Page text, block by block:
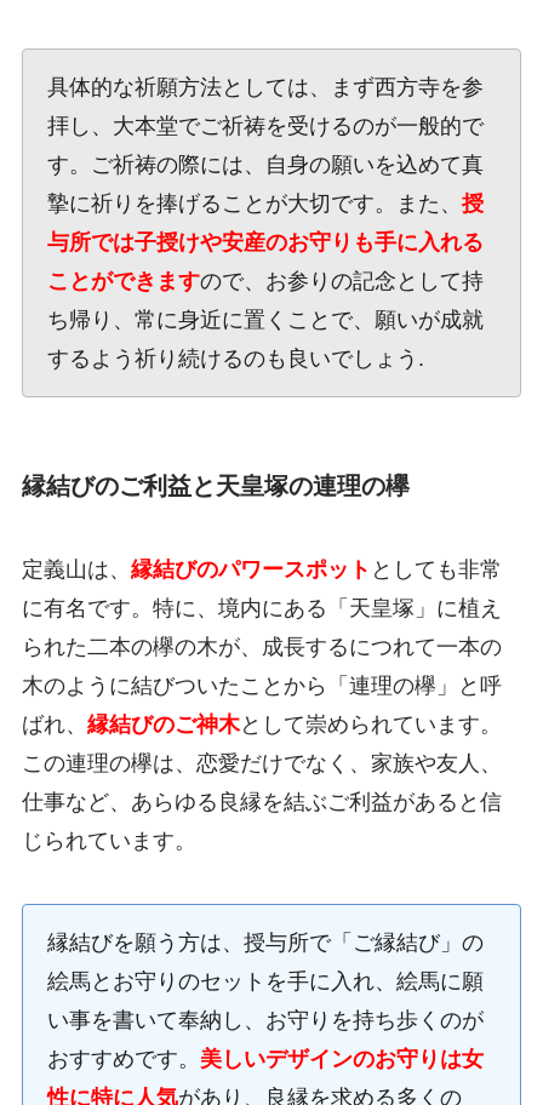
具体的な祈願方法としては、まず西方寺を参
拝し、大本堂でご祈祷を受けるのが一般的で
す。ご祈祷の際には、自身の願いを込めて真
摯に祈りを捧げることが大切です。また、 授
与所では子授けや安産のお守りも手に入れる
ことができますので、お参りの記念として持
ち帰り、常に身近に置くことで、願いが成就
するよう祈り続けるのも良いでしょう.
縁結びのご利益と天皇塚の連理の欅
定義山は、 縁結びのパワースポット としても非常
に有名です。特に、境内にある「天皇塚」に植え
られた二本の欅の木が、成長するにつれて一本の
木のように結びついたことから「連理の欅」と呼
ばれ、 縁結びのご神木として崇められています。
この連理の欅は、恋愛だけでなく、家族や友人、
仕事など、あらゆる良縁を結ぶご利益があると信
じられています。
縁結びを願う方は、授与所で「ご縁結び」の
絵馬とお守りのセットを手に入れ、絵馬に願
い事を書いて奉納し、お守りを持ち歩くのが
おすすめです。 美しいデザインのお守りは女
性に特に人気があり、良縁を求める多くの